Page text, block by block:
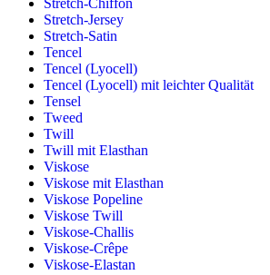
Stretch-Chiffon
Stretch-Jersey
Stretch-Satin
Tencel
Tencel (Lyocell)
Tencel (Lyocell) mit leichter Qualität
Tensel
Tweed
Twill
Twill mit Elasthan
Viskose
Viskose mit Elasthan
Viskose Popeline
Viskose Twill
Viskose-Challis
Viskose-Crêpe
Viskose-Elastan